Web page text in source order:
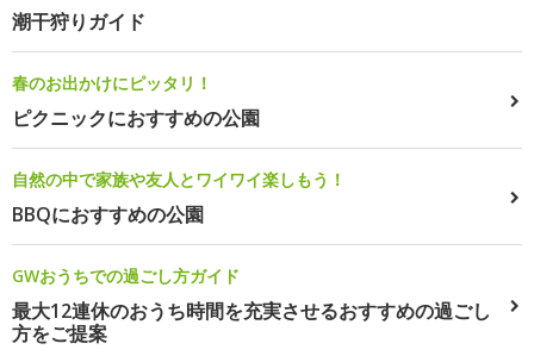
潮干狩りガイド
春のお出かけにピッタリ！
ピクニックにおすすめの公園
自然の中で家族や友人とワイワイ楽しもう！
BBQにおすすめの公園
GWおうちでの過ごし方ガイド
最大12連休のおうち時間を充実させるおすすめの過ごし
方をご提案